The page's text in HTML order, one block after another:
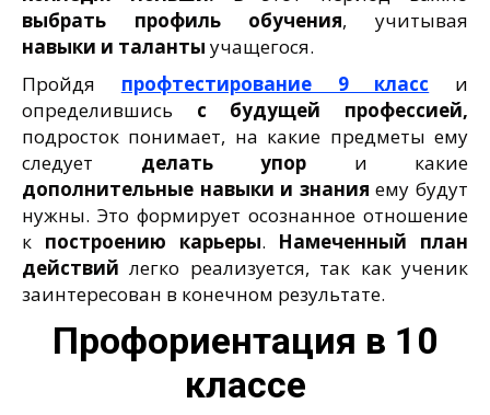
выбрать профиль обучения, учитывая
навыки и таланты учащегося.
Пройдя профтестирование 9 класс и
определившись с будущей профессией,
подросток понимает, на какие предметы ему
следует делать упор и какие
дополнительные навыки и знания ему будут
нужны. Это формирует осознанное отношение
к построению карьеры. Намеченный план
действий легко реализуется, так как ученик
заинтересован в конечном результате.
Профориентация в 10
классе